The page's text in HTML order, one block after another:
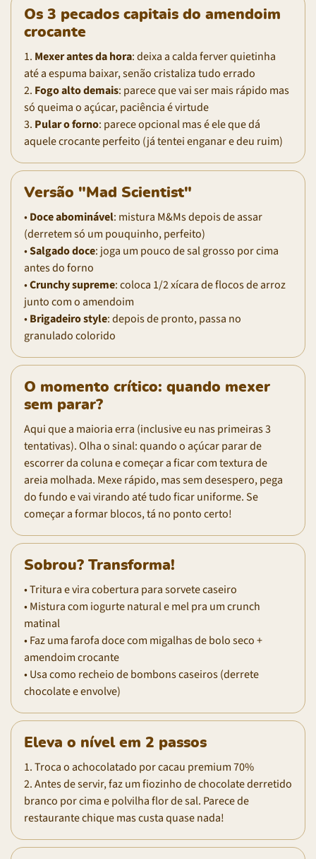
Os 3 pecados capitais do amendoim
crocante
1. Mexer antes da hora: deixa a calda ferver quietinha
até a espuma baixar, senão cristaliza tudo errado
2. Fogo alto demais: parece que vai ser mais rápido mas
só queima o açúcar, paciência é virtude
3. Pular o forno: parece opcional mas é ele que dá
aquele crocante perfeito (já tentei enganar e deu ruim)
Versão "Mad Scientist"
•Doce abominável: mistura M&Ms depois de assar
(derretem só um pouquinho, perfeito)
•Salgado doce: joga um pouco de sal grosso por cima
antes do forno
•Crunchy supreme: coloca 1/2 xícara de flocos de arroz
junto com o amendoim
•Brigadeiro style: depois de pronto, passa no
granulado colorido
O momento crítico: quando mexer
sem parar?
Aqui que a maioria erra (inclusive eu nas primeiras 3
tentativas). Olha o sinal: quando o açúcar parar de
escorrer da coluna e começar a ficar com textura de
areia molhada. Mexe rápido, mas sem desespero, pega
do fundo e vai virando até tudo ficar uniforme. Se
começar a formar blocos, tá no ponto certo!
Sobrou? Transforma!
• Tritura e vira cobertura para sorvete caseiro
• Mistura com iogurte natural e mel pra um crunch
matinal
• Faz uma farofa doce com migalhas de bolo seco +
amendoim crocante
• Usa como recheio de bombons caseiros (derrete
chocolate e envolve)
Eleva o nível em 2 passos
1. Troca o achocolatado por cacau premium 70%
2. Antes de servir, faz um fiozinho de chocolate derretido
branco por cima e polvilha flor de sal. Parece de
restaurante chique mas custa quase nada!